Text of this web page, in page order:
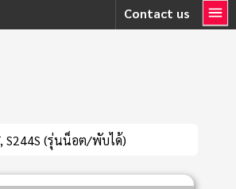
Contact us
S244S (รุ่นน็อต/พับได้)